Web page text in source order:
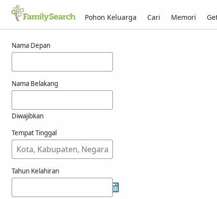
Pohon Keluarga Cari Memori
Nama Depan
Nama Belakang
Diwajibkan
Tempat Tinggal
Tahun Kelahiran